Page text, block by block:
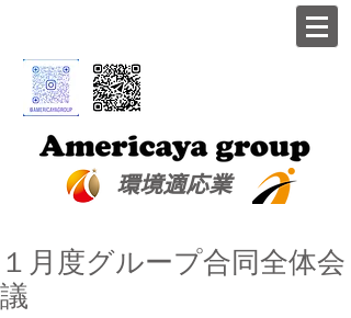
​環境適応業
１月度グループ合同全体会
議